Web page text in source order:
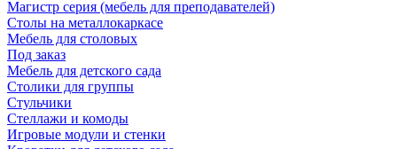
Магистр серия (мебель для преподавателей)
Столы на металлокаркасе
Мебель для столовых
Под заказ
Мебель для детского сада
Столики для группы
Стульчики
Стеллажи и комоды
Игровые модули и стенки